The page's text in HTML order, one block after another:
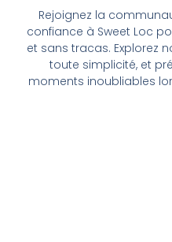
Rejoignez la
confiance à Sweet Loc
et sans tracas. Explorez
toute simplicité, et
moments inoubliables